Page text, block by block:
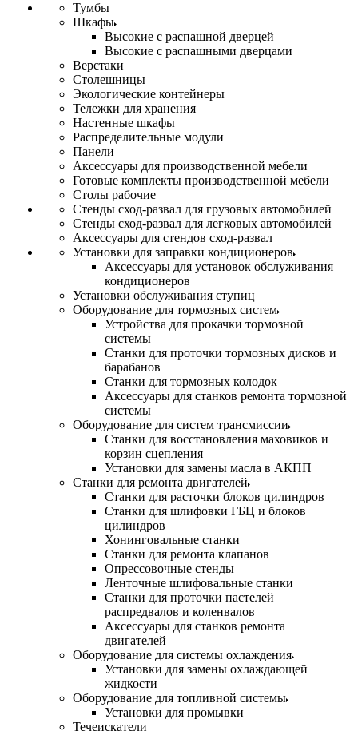
Тумбы
Шкафы
Высокие с распашной дверцей
Высокие с распашными дверцами
Верстаки
Столешницы
Экологические контейнеры
Тележки для хранения
Настенные шкафы
Распределительные модули
Панели
Аксессуары для производственной мебели
Готовые комплекты производственной мебели
Столы рабочие
Стенды сход-развал для грузовых автомобилей
Стенды сход-развал для легковых автомобилей
Аксессуары для стендов сход-развал
Установки для заправки кондиционеров
Аксессуары для установок обслуживания
кондиционеров
Установки обслуживания ступиц
Оборудование для тормозных систем
Устройства для прокачки тормозной
системы
Станки для проточки тормозных дисков и
барабанов
Станки для тормозных колодок
Аксессуары для станков ремонта тормозной
системы
Оборудование для систем трансмиссии
Станки для восстановления маховиков и
корзин сцепления
Установки для замены масла в АКПП
Станки для ремонта двигателей
Станки для расточки блоков цилиндров
Станки для шлифовки ГБЦ и блоков
цилиндров
Хонинговальные станки
Станки для ремонта клапанов
Опрессовочные стенды
Ленточные шлифовальные станки
Станки для проточки пастелей
распредвалов и коленвалов
Аксессуары для станков ремонта
двигателей
Оборудование для системы охлаждения
Установки для замены охлаждающей
жидкости
Оборудование для топливной системы
Установки для промывки
Течеискатели